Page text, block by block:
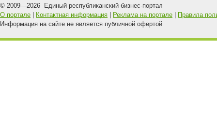
© 2009—2026 Единый республиканский бизнес-портал
О портале
Контактная информация Реклама на портале
Правила
Информация на сайте не является публичной офертой